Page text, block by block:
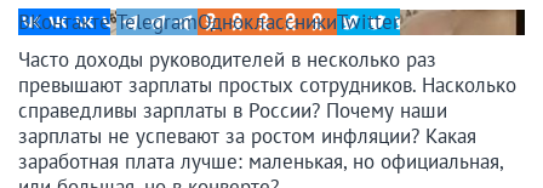
ВКонтакте TelegramОдноклассникиTwitter
Часто доходы руководителей в несколько раз
превышают зарплаты простых сотрудников. Насколько
справедливы зарплаты в России? Почему наши
зарплаты не успевают за ростом инфляции? Какая
заработная плата лучше: маленькая, но официальная,